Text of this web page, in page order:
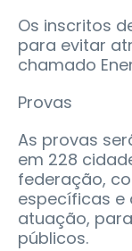
Os inscritos
para evitar
chamado
Provas
As provas
em 228
federação,
específicas e
atuação,
públicos.